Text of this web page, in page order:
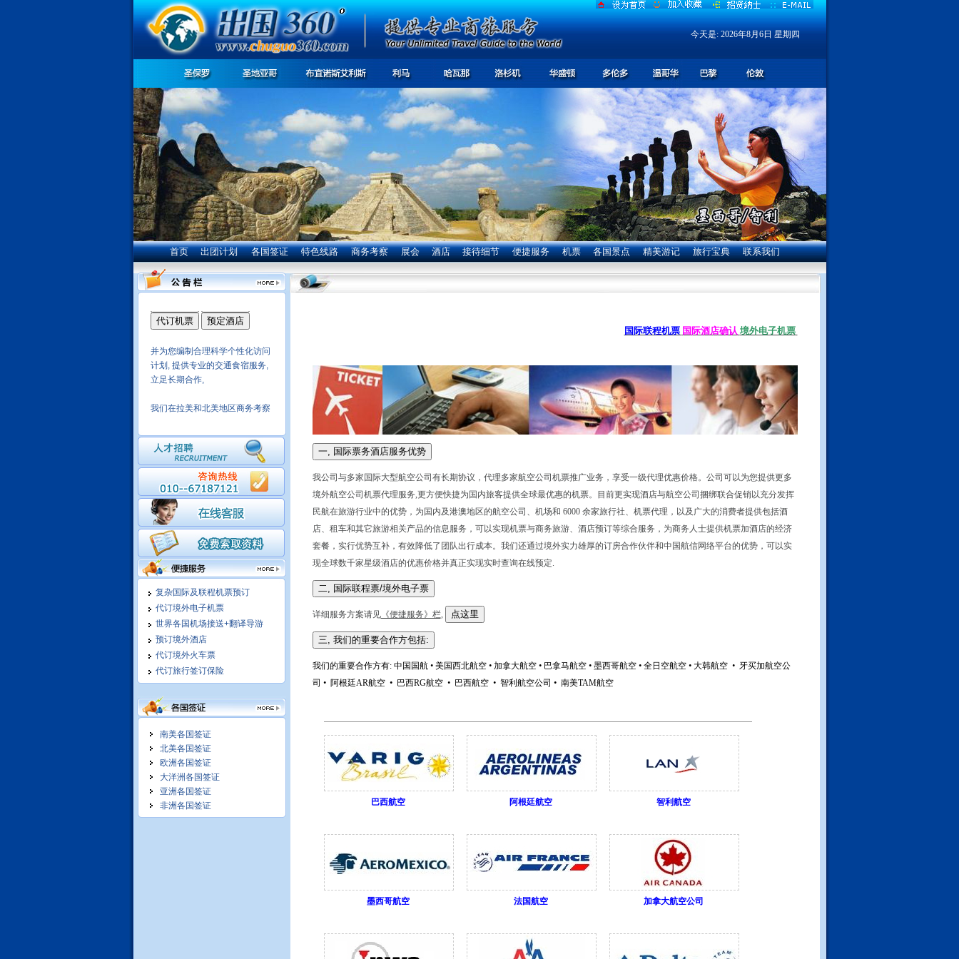
今天是: 2026年8月6日 星期四
首页 出团计划 各国签证 特色线路 商务考察 展会 酒店 接待细节 便捷服务 机票 各国景点 精美游记 旅行宝典 联系我们
我们竭诚为您服务:
计划, 提供专业的交通食宿服务,
立足长期合作,
十年操作经验,保质保量,商务活
我们有成熟的酒店实时预定系
统，可以在线为您预定世界各大
城市酒店，随订随确认，信息涵
盖酒店的方方面面，可选择余地
大
依托民航系统实现国内地市一级
城市酒店均可实现在线预定，价
格优势明显
求
我们竭诚为您服务:
复杂国际及联程机票预订
代订境外电子机票
世界各国机场接送+翻译导游
预订境外酒店
代订境外火车票
代订旅行签订保险
南美各国签证
北美各国签证
欧洲各国签证
大洋洲各国签证
亚洲各国签证
非洲各国签证
国际联程机票 国际酒店确认 境外电子机票
我公司与多家国际大型航空公司有长期协议，代理多家航空公司机票推广业务，享受一级代理优惠价格。公司可以为您提供更多
境外航空公司机票代理服务,更方便快捷为国内旅客提供全球最优惠的机票。目前更实现酒店与航空公司捆绑联合促销以充分发挥
民航在旅游行业中的优势，为国内及港澳地区的航空公司、机场和 6000 余家旅行社、机票代理，以及广大的消费者提供包括酒
店、租车和其它旅游相关产品的信息服务，可以实现机票与商务旅游、酒店预订等综合服务，为商务人士提供机票加酒店的经济
套餐，实行优势互补，有效降低了团队出行成本。我们还通过境外实力雄厚的订房合作伙伴和中国航信网络平台的优势，可以实
现全球数千家星级酒店的优惠价格并真正实现实时查询在线预定.
详细服务方案请见《便捷服务》栏,
我们的重要合作方有: 中国国航 • 美国西北航空 • 加拿大航空 • 巴拿马航空 • 墨西哥航空 • 全日空航空 • 大韩航空 • 牙买加航空公
司 • 阿根廷AR航空 • 巴西RG航空 • 巴西航空 • 智利航空公司 • 南美TAM航空
巴西航空 阿根廷航空 智利航空
墨西哥航空 法国航空 加拿大航空公司